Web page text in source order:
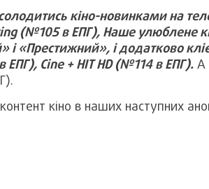
кіно-новинками на
(№105 в ЕПГ), Наше улюблене
і «Престижний», і додатково
Cine + HIT HD (№114 в ЕПГ).А
кіно в наших наступних